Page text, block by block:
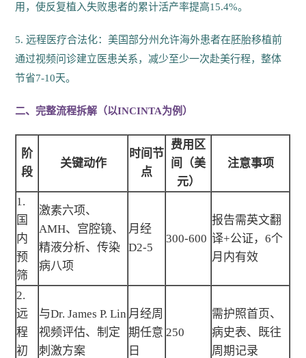
用，使反复植入失败患者的累计活产率提高15.4%。
5. 远程医疗合法化：美国部分州允许海外患者在胚胎移植前
通过视频问诊建立医患关系，减少至少一次赴美行程，整体
节省7-10天。
二、完整流程拆解（以INCINTA为例）
阶
段
关键动作
时间节
点
费用区
间（美
元）
注意事项
1.
国
内
预
筛
激素六项、
AMH、宫腔镜、
精液分析、传染
病八项
月经
D2-5
300-600
报告需英文翻
译+公证，6个
月内有效
2.
远
程
初
与Dr. James P. Lin
视频评估、制定
刺激方案
月经周
期任意
日
250
需护照首页、
病史表、既往
周期记录